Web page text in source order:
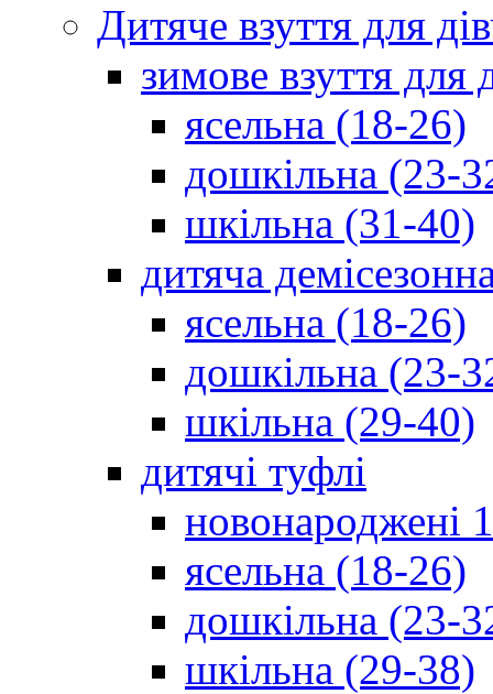
Дитяче взуття для
зимове взуття для
ясельна (18-26)
дошкільна (23-
шкільна (31-40)
дитяча
ясельна (18-26)
дошкільна (23-
шкільна (29-40)
дитячі туфлі
новонароджені
ясельна (18-26)
дошкільна (23-
шкільна (29-38)